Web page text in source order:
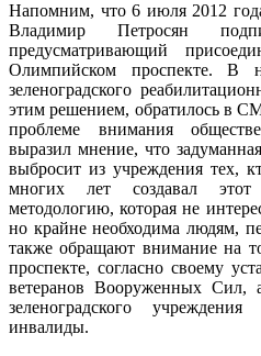
Напомним, что 6 июля 2012
Владимир Петросян
предусматривающий
Олимпийском проспекте. В
зеленоградского
этим решением, обратилось в
проблеме внимания
выразил мнение, что
выбросит из учреждения тех,
многих лет создавал
методологию, которая не
но крайне необходима людям,
также обращают внимание на
проспекте, согласно своему
ветеранов Вооруженных Сил,
зеленоградского учреждения
инвалиды.